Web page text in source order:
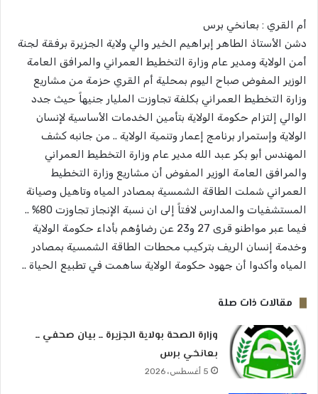
أم القري : بعانخي برس
دشن الأستاذ الطاهر إبراهيم الخير والي ولاية الجزيرة برفقة لجنة
أمن الولاية ومدير عام وزارة التخطيط العمراني والمرافق العامة
الوزير المفوض صباح اليوم بمحلية أم القري حزمة من مشاريع
وزارة التخطيط العمراني بكلفة تجاوزت المليار جنيهاً حيث جدد
الوالي إلتزام حكومة الولاية بتأمين الخدمات الأساسية لإنسان
الولاية وإستمرار برنامج إعمار وتنمية الولاية .. من جانبه كشف
المهندس أبو بكر عبد الله مدير عام وزارة التخطيط العمراني
والمرافق العامة الوزير المفوض أن مشاريع وزارة التخطيط
العمراني شملت الطاقة الشمسية بمصادر المياه وتاهيل وصيانة
المستشفيات والمدارس لافتاً إلى ان نسبة الإنجاز تجاوزت 80% ..
فيما عبر مواطنو قرى 27 و23 عن رضاؤهم بأداء حكومة الولاية
وخدمة إنسان الريف بتركيب محطات الطاقة الشمسية بمصادر
المياه وأكدوا أن جهود حكومة الولاية ساهمت في تطبيع الحياة ..
مقالات ذات صلة
وزارة الصحة بولاية الجزيرة ــ بيان صحفي ــ
بعانخي برس
5 أغسطس، 2026